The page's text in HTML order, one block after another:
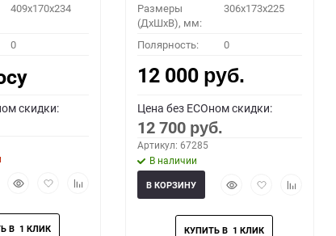
409x170x234
0
скидки:
БыстрыйДобавить
избранное
Добавить
Размеры
(ДхШхВ), мм:
306x173x225
Полярность: 0
12 000 руб.
Цена без ECOном скидки:
12 700 руб.
Артикул: 67285
В наличии
БыстрыйДобавить
избранное
Добавить
В КОРЗИНУ